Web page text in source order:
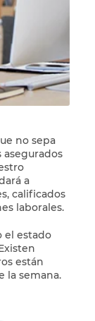
no sepa
a
calificados
laborales.
el estado
están
la semana.